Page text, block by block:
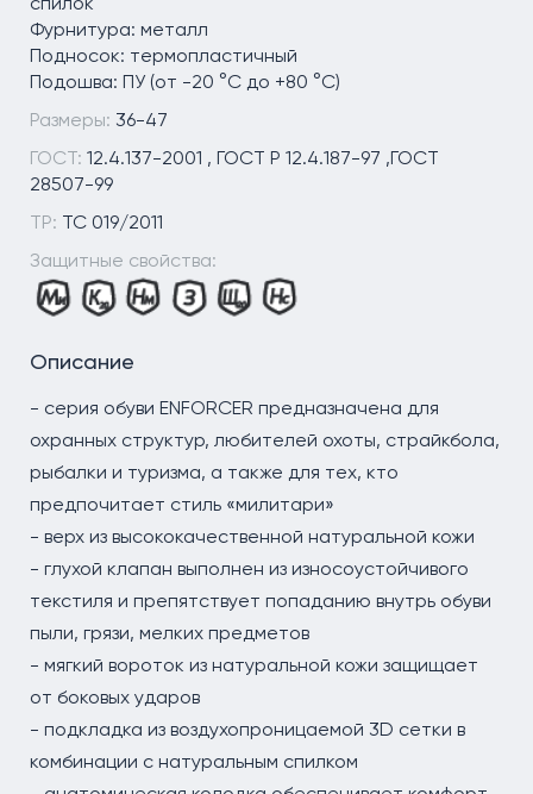
Фурнитура: металл
Подносок: термопластичный
Подошва: ПУ (от -20 °C до +80 °C)
Размеры: 36-47
ГОСТ: 12.4.137-2001 , ГОСТ Р 12.4.187-97 ,ГОСТ
28507-99
ТР: ТС 019/2011
Защитные свойства:
Описание
- серия обуви ENFORCER предназначена для
охранных структур, любителей охоты, страйкбола,
рыбалки и туризма, а также для тех, кто
предпочитает стиль «милитари»
- верх из высококачественной натуральной кожи
- глухой клапан выполнен из износоустойчивого
текстиля и препятствует попаданию внутрь обуви
пыли, грязи, мелких предметов
- мягкий вороток из натуральной кожи защищает
от боковых ударов
- подкладка из воздухопроницаемой 3D сетки в
комбинации с натуральным спилком